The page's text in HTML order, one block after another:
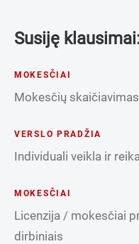
Susiję
MOKESČIAI
Mokesčių skaičiavimas
VERSLO PRADŽIA
Individuali veikla ir
MOKESČIAI
Licenzija / mokesčiai
dirbiniais